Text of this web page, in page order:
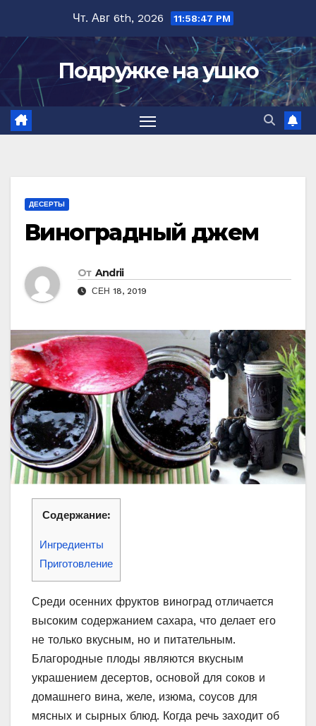
содержимому
Чт. Авг 6th, 2026 11:58:48 PM
Подружке на ушко
ДЕСЕРТЫ
Виноградный джем
От Andrii
СЕН 18, 2019
Содержание:
Ингредиенты
Приготовление
Среди осенних фруктов виноград отличается
высоким содержанием сахара, что делает его
не только вкусным, но и питательным.
Благородные плоды являются вкусным
украшением десертов, основой для соков и
домашнего вина, желе, изюма, соусов для
мясных и сырных блюд. Когда речь заходит об